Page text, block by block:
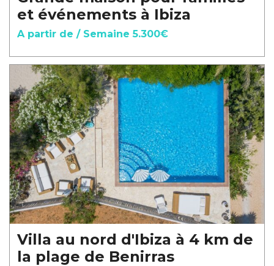
et événements à Ibiza
A partir de / Semaine 5.300€
Villa au nord d'Ibiza à 4 km de
la plage de Benirras